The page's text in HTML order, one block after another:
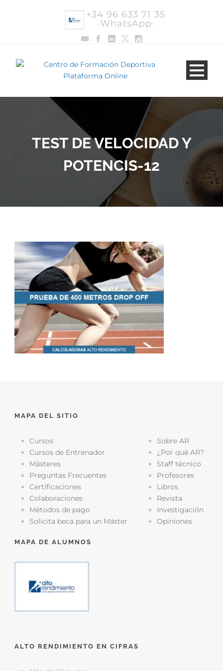
+34 96 633 71 35
·WhatsApp·
TEST DE VELOCIDAD Y
POTENCIS-12
MAPA DEL SITIO
Cursos
Cursos de Entrenador
Másteres
Preguntas Frecuentes
Certificaciones
Colaboraciones
Métodos de pago
Solicita beca para un Máster
Sobre AR
¿Por qué AR?
Staff técnico
Profesores
Libros
Revista
Investigación
Opiniones
MAPA DE ALUMNOS
ALTO RENDIMIENTO EN CIFRAS